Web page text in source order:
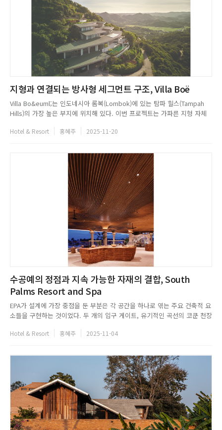
지형과 연결되는 방사형 세그먼트 구조, Villa Boë
Villa Bo&euml;는 인도네시아 롬복(Lombok)에 있는 탐파 힐스(Tampah
Hills)의 가장 높은 부지에 위치해 있다. 이번 프로젝트는 가파른 지형 자체
방식이 도입된 Bo&euml;는 일반적인 건축물이라기보다 지형과 하나된 대
Hotel & Resort 홍혜주 2025-11-20
수공예의 정점과 지속 가능한 자재의 결합, South
Palms Resort and Spa
EPA가 설계에 가장 중점을 둔 부분은 각 공간을 하나로 엮는 주요 건축적 요
소들을 구현하는 것이었다. 두 개의 입구 게이트, 유기적인 곡선의 코쿤 천장
의 파빌리온으로 이어지는 중심 산책로 등이 그것이다. 아울러 지속 가능성
Hotel & Resort 홍혜주 2025-11-04